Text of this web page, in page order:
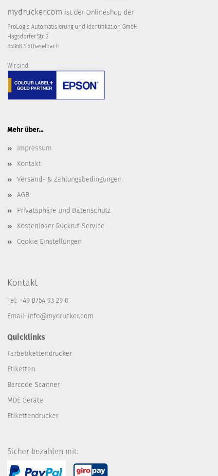
mydrucker.com ist der Onlineshop der
ProLogis Automatisierung und Identifikation GmbH
Hagsdorfer Str. 3
85368 Sixthaselbach
Wir sind:
Mehr über...
Impressum
Kontakt
Versand- & Zahlungsbedingungen
AGB
Privatsphäre und Datenschutz
Kostenloser Rückruf-Service
Cookie Einstellungen
Kontakt
Tel: +49 8764 93 29 0
Email: info@mydrucker.com
Quicklinks
Farbetikettendrucker
Etiketten
Barcode Scanner
MDE Geräte
Etikettendrucker
Sicher bezahlen mit: